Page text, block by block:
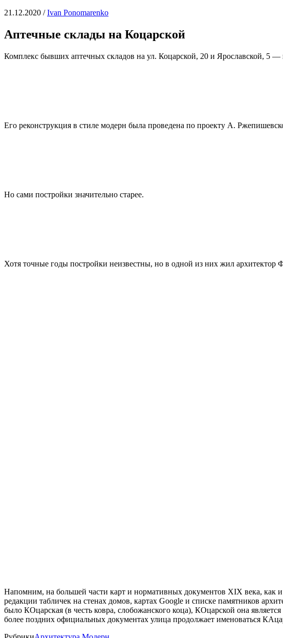
21.12.2020 /Іvan Ponomarenko
Аптечные склады на Коцарской
Комплекс бывших аптечных складов на ул. Коцарской, 20 и Ярославской, 5 —
Его реконструкция в стиле модерн была проведена по проекту А.
Но сами постройки значительно старее.
Хотя точные годы постройки неизвестны, но в одной из них жил архитектор
Напомним, на большей части карт и нормативных документов XIX века, как
редакции табличек на стенах домов, картах Google и списке памятников
было КОцарская (в честь ковра, слобожанского коца), КОцарской она
более поздних официальных документах улица продолжает именоваться